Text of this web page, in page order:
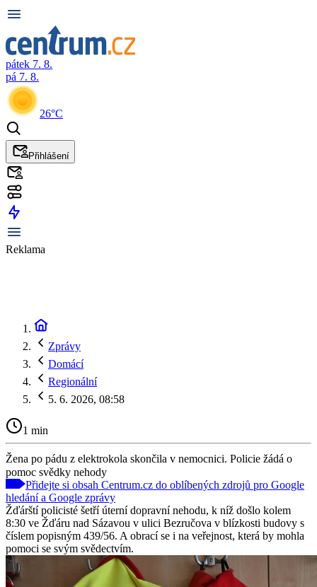
pátek 7. 8.
pá 7. 8.
26°C
Přihlášení
Reklama
Zprávy
Domácí
Regionální
5. 6. 2026, 08:58
1 min
Žena po pádu z elektrokola skončila v nemocnici. Policie žádá o
pomoc svědky nehody
Přidejte si obsah Centrum.cz do oblíbených zdrojů pro Google
hledání a Google zprávy
Žďárští policisté šetří úterní dopravní nehodu, k níž došlo kolem
8:30 ve Žďáru nad Sázavou v ulici Bezručova v blízkosti budovy s
číslem popisným 439/56. A obrací se i na veřejnost, která by mohla
pomoci se svým svědectvím.